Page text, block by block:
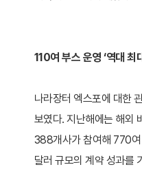
110여 부스 운영 ‘역대 최
나라장터 엑스포에 대한
보였다. 지난해에는 해외
388개사가 참여해 770
달러 규모의 계약 성과를